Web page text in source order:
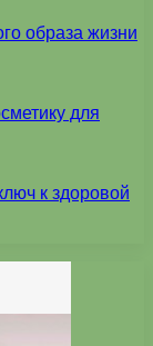
образа жизни
для
к здоровой